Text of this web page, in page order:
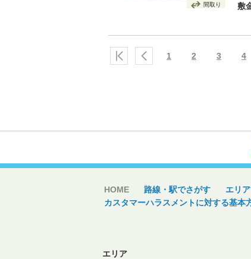
間取り 敷
1 2 3 4
HOME 路線・駅でさがす エリ
カスタマーハラスメントに対する基本
エリア